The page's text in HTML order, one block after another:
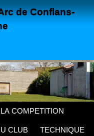
de Conflans-
LA COMPETITION
CLUB TECHNIQUE